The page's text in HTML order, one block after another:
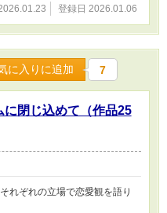
登録日 2026.01.06
に入りに追加 7
に閉じ込めて（作品25
れぞれの立場で恋愛観を語り